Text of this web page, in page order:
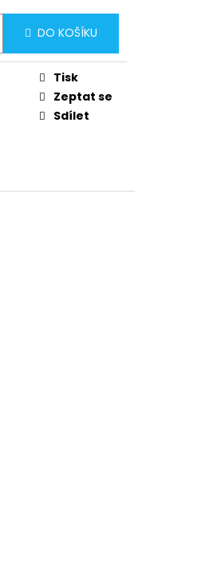
DO KOŠÍKU
Tisk
Zeptat se
Sdílet